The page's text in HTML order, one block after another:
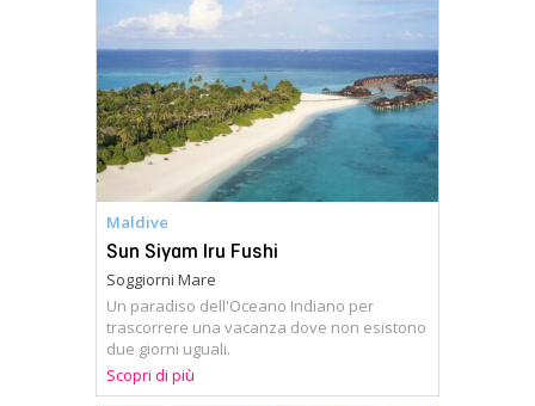
Maldive
Sun Siyam Iru Fushi
Soggiorni Mare
Un paradiso dell'Oceano Indiano per
trascorrere una vacanza dove non esistono
due giorni uguali.
Scopri di più